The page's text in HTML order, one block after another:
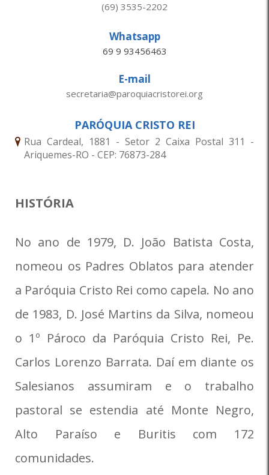
(69) 3535-2202
Whatsapp
69 9 93456463
E-mail
secretaria@paroquiacristorei.org
PARÓQUIA CRISTO REI
Rua Cardeal, 1881 - Setor 2 Caixa Postal 311 -
Ariquemes-RO - CEP: 76873-284
HISTÓRIA
No ano de 1979, D. João Batista Costa,
nomeou os Padres Oblatos para atender
a Paróquia Cristo Rei como capela. No ano
de 1983, D. José Martins da Silva, nomeou
o 1º Pároco da Paróquia Cristo Rei, Pe.
Carlos Lorenzo Barrata. Daí em diante os
Salesianos assumiram e o trabalho
pastoral se estendia até Monte Negro,
Alto Paraíso e Buritis com 172
comunidades.